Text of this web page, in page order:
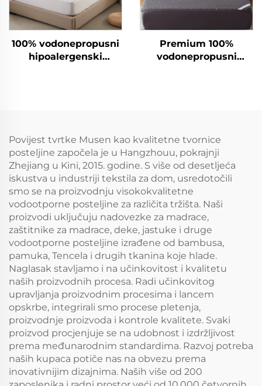
100% vodonepropusni
hipoalergenski
Premium 100%
vodonepropusni
duboki džepovi 6"-18",
za spavaću sobu, hotel
(ugljeni sivi)
Povijest tvrtke Musen kao kvalitetne tvornice
posteljine započela je u Hangzhouu, pokrajnji
Zhejiang u Kini, 2015. godine. S više od desetljeća
iskustva u industriji tekstila za dom, usredotočili
smo se na proizvodnju visokokvalitetne
vodootporne posteljine za različita tržišta. Naši
proizvodi uključuju nadovezke za madrace,
zaštitnike za madrace, deke, jastuke i druge
vodootporne posteljine izrađene od bambusa,
pamuka, Tencela i drugih tkanina koje hlade.
Naglasak stavljamo i na učinkovitost i kvalitetu
naših proizvodnih procesa. Radi učinkovitog
upravljanja proizvodnim procesima i lancem
opskrbe, integrirali smo procese pletenja,
proizvodnje proizvoda i kontrole kvalitete. Svaki
proizvod procjenjuje se na udobnost i izdržljivost
prema međunarodnim standardima. Razvoj potreba
naših kupaca potiče nas na obvezu prema
inovativnijim dizajnima. Naših više od 200